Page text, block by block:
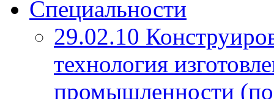
Специальности
29.02.10
технология
промышленности